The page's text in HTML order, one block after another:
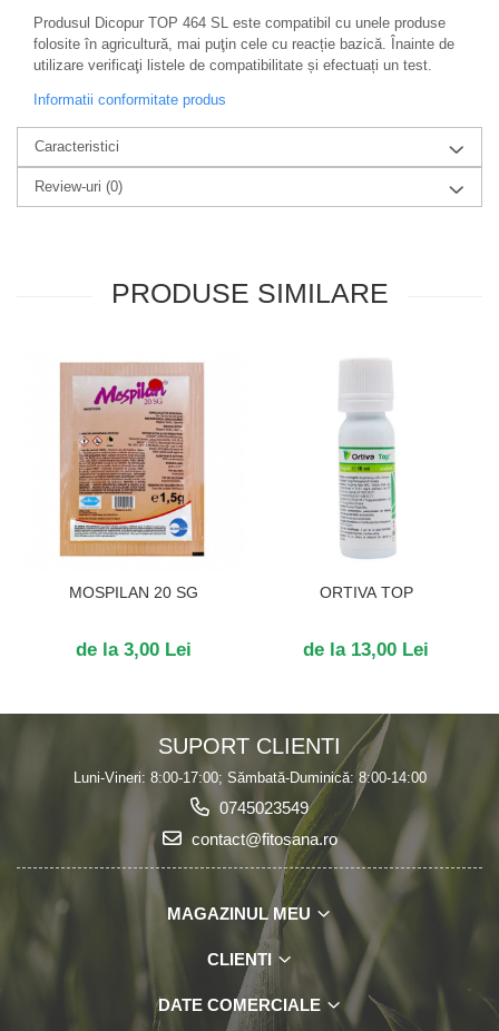
Produsul Dicopur TOP 464 SL este compatibil cu unele produse
folosite în agricultură, mai puţin cele cu reacție bazică. Înainte de
utilizare verificaţi listele de compatibilitate și efectuați un test.
Informatii conformitate produs
Caracteristici
Review-uri (0)
PRODUSE SIMILARE
MOSPILAN 20 SG
de la 3,00 Lei
ORTIVA TOP
de la 13,00 Lei
SUPORT CLIENTI
Luni-Vineri: 8:00-17:00; Sămbată-Duminică: 8:00-14:00
0745023549
contact@fitosana.ro
MAGAZINUL MEU
CLIENTI
DATE COMERCIALE